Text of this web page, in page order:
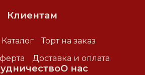
Клиентам
Каталог
Торт на заказ
Доставка и оплата
О нас